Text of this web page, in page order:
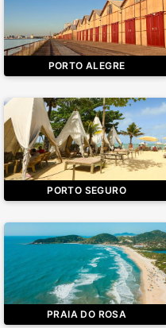
PORTO ALEGRE
PORTO SEGURO
PRAIA DO ROSA